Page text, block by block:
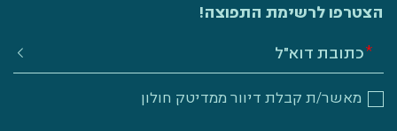
הצטרפו לרשימת התפוצה!
מאשר/ת קבלת דיוור ממדיטק חולון